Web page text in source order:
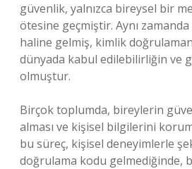
güvenlik, yalnızca bireysel bir
ötesine geçmiştir. Aynı
haline gelmiş, kimlik
dünyada kabul edilebilirliğin ve
olmuştur.
Birçok toplumda, bireylerin
alması ve kişisel bilgilerini
bu süreç, kişisel deneyimlerle
doğrulama kodu gelmediğinde,